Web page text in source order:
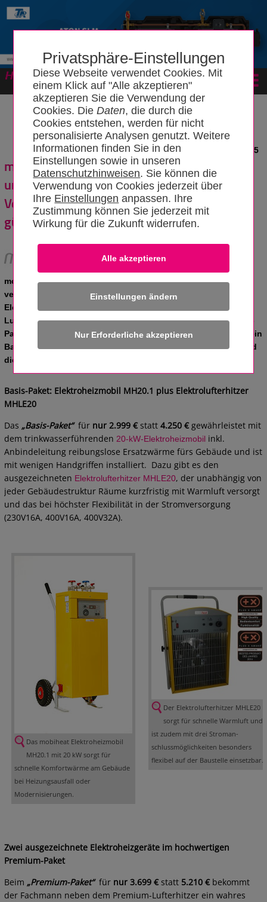
Privatsphäre-Einstellungen
Diese Webseite verwendet Cookies. Mit
einem Klick auf "Alle akzeptieren"
akzeptieren Sie die Verwendung der
Cookies. DieDaten, die durch die
Cookies entstehen, werden für nicht
personalisierte Analysen genutzt. Weitere
Informationen finden Sie in den
Einstellungen sowie in unseren
Datenschutzhinweisen. Sie können die
Verwendung von Cookies jederzeit über
Ihre Einstellungen anpassen. Ihre
Zustimmung können Sie jederzeit mit
Wirkung für die Zukunft widerrufen.
Einstellungen ändern
News vom 07.01.2015
mobiheat erweitert Winter-Fit-Paket-Aktion
um Luftentfeuchter Paket
Verlängerung aller Kombi-Pakete zum
günstigen Preis bis 31.3.2015
Für die aktuelle Heizsaison bietet
mobile Heizung preisgünstige Winter-Fit-Pakete in
verschiedenen Varianten aus Elektroheizmobil,
Elektrolufterhitzer und jetzt auch dem neuen mobilen
Luftentfeuchter an. Bis zu 30 % Preisvorteil bieten die Kombi-
Pakete, die nun neben dem Basis- und Premium-Paket auch ein
Bau-Fit-Paket enthalten werden. Im Zuge der Erweiterung wird
die Aktion bis zum 31.03.2015 verlängert.
Basis-Paket: Elektroheizmobil MH20.1 plus Elektrolufterhitzer
MHLE20
Das „Basis-Paket“für nur 2.999 €statt 4.250 €gewährleistet mit
dem trinkwasserführenden 20-kW-Elektroheizmobil inkl.
Anbindeleitung reibungslose Ersatzwärme fürs Gebäude und ist
mit wenigen Handgriffen installiert. Dazu gibt es den
ausgezeichneten Elektrolufterhitzer MHLE20, der unabhängig von
jeder Gebäudestruktur Räume kurzfristig mit Warmluft versorgt
und das bei höchster Flexibilität in der Stromversorgung
(230V16A, 400V16A, 400V32A).
Das mobiheat Elektroheizmobil
MH20.1 mit 20 kW sorgt für
schnelle Komfortwärme am Gebäude
bei Heizungsausfall oder
Modernisierungen.
Der Elektrolufterhitzer MHLE20
sorgt für schnelle Warmluft und
ist zudem mit drei Stroman-
schlussmöglichkeiten besonders
flexibel auf der Baustelle einsetzbar.
Zwei ausgezeichnete Elektroheizgeräte im hochwertigen
Premium-Paket
Beim „Premium-Paket“ für nur 3.699 €statt 5.210 €bekommt
der Fachmann neben dem Premium-Lufterhitzer ein wahres